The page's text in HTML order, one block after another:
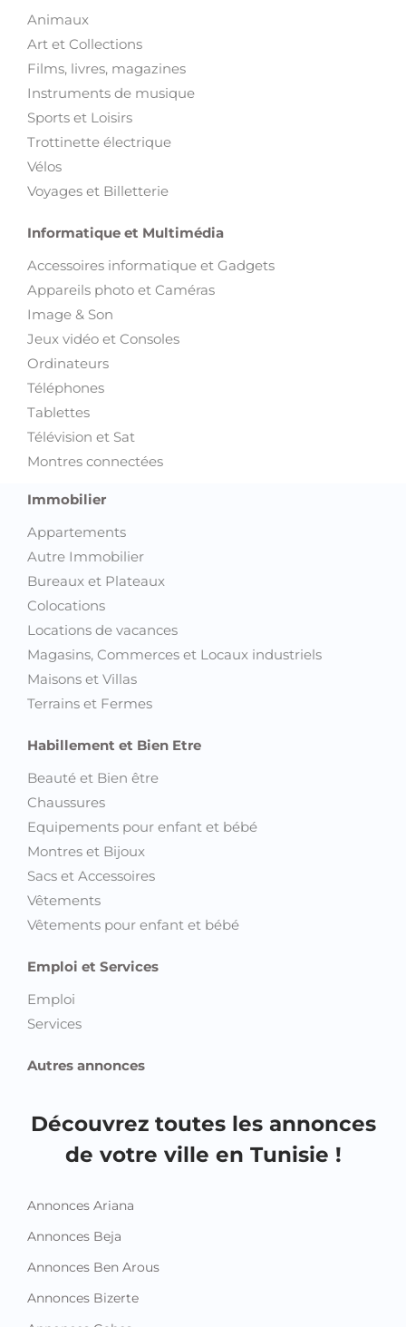
Animaux
Art et Collections
Films, livres, magazines
Instruments de musique
Sports et Loisirs
Trottinette électrique
Vélos
Voyages et Billetterie
Informatique et Multimédia
Accessoires informatique et Gadgets
Appareils photo et Caméras
Image & Son
Jeux vidéo et Consoles
Ordinateurs
Téléphones
Tablettes
Télévision et Sat
Montres connectées
Immobilier
Appartements
Autre Immobilier
Bureaux et Plateaux
Colocations
Locations de vacances
Magasins, Commerces et Locaux industriels
Maisons et Villas
Terrains et Fermes
Habillement et Bien Etre
Beauté et Bien être
Chaussures
Equipements pour enfant et bébé
Montres et Bijoux
Sacs et Accessoires
Vêtements
Vêtements pour enfant et bébé
Emploi et Services
Emploi
Services
Autres annonces
Découvrez toutes les annonces
de votre ville en Tunisie !
Annonces Ariana
Annonces Beja
Annonces Ben Arous
Annonces Bizerte